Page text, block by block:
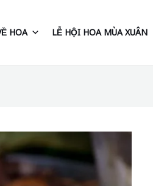
HOA LỄ HỘI HOA MÙA XUÂN